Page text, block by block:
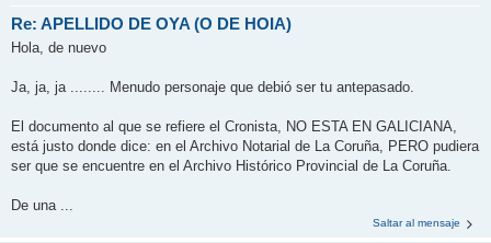
Re: APELLIDO DE OYA (O DE HOIA)
Hola, de nuevo
Ja, ja, ja ........ Menudo personaje que debió ser tu antepasado.
El documento al que se refiere el Cronista, NO ESTA EN GALICIANA,
está justo donde dice: en el Archivo Notarial de La Coruña, PERO pudiera
ser que se encuentre en el Archivo Histórico Provincial de La Coruña.
De una ...
Saltar al mensaje